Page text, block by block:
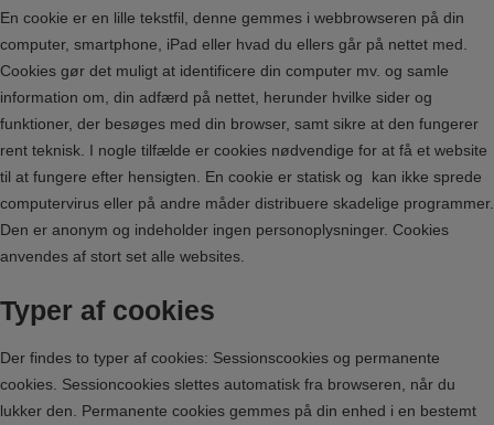
En cookie er en lille tekstfil, denne gemmes i webbrowseren på din
computer, smartphone, iPad eller hvad du ellers går på nettet med.
Cookies gør det muligt at identificere din computer mv. og samle
information om, din adfærd på nettet, herunder hvilke sider og
funktioner, der besøges med din browser, samt sikre at den fungerer
rent teknisk. I nogle tilfælde er cookies nødvendige for at få et website
til at fungere efter hensigten. En cookie er statisk og kan ikke sprede
computervirus eller på andre måder distribuere skadelige programmer.
Den er anonym og indeholder ingen personoplysninger. Cookies
anvendes af stort set alle websites.
Typer af cookies
Der findes to typer af cookies: Sessionscookies og permanente
cookies. Sessioncookies slettes automatisk fra browseren, når du
lukker den. Permanente cookies gemmes på din enhed i en bestemt